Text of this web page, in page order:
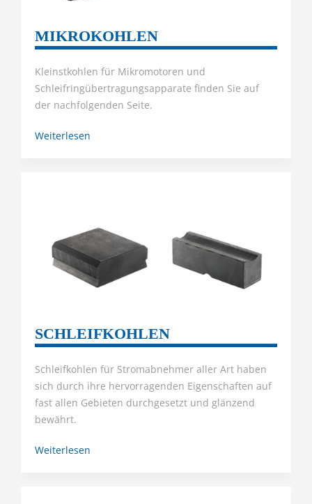
MIKROKOHLEN
Kleinstkohlen für Mikromotoren und
Schleifringübertragungsapparate finden Sie auf
der nachfolgenden Seite.
Weiterlesen
SCHLEIFKOHLEN
Schleifkohlen für Stromabnehmer aller Art haben
sich durch ihre hervorragenden Eigenschaften auf
fast allen Gebieten durchgesetzt und glänzend
bewährt.
Weiterlesen